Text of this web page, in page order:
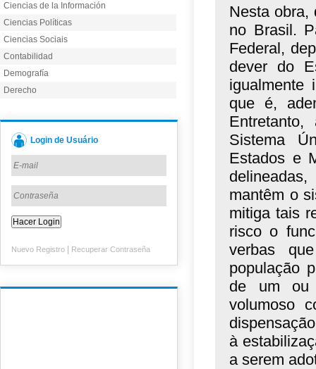
Ciencias de la Información
Ciencias Políticas
Ciencias Sociais
Contabilidad
Demografía
Derecho
Login de Usuário
Nuevo Registro Recuperar Contraseña
Nesta obra,
no Brasil.
Federal,
dever do
igualmente
que é,
Sistema
Estados e
mantêm o
mitiga tais
risco o
verbas
população
de um ou
volumoso
à
a serem